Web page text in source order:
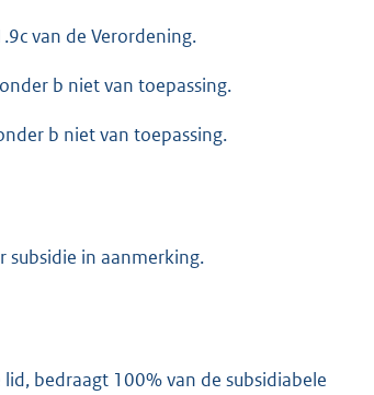
van de Verordening.
b niet van toepassing.
b niet van toepassing.
subsidie in aanmerking.
bedraagt 100% van de subsidiabele